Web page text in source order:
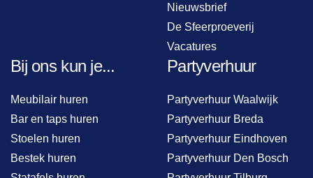
Nieuwsbrief
De Sfeerproeverij
Vacatures
Bij ons kun je...
Meubilair huren
Bar en taps huren
Stoelen huren
Bestek huren
Partyverhuur
Partyverhuur Waalwijk
Partyverhuur Breda
Partyverhuur Eindhoven
Partyverhuur Den Bosch